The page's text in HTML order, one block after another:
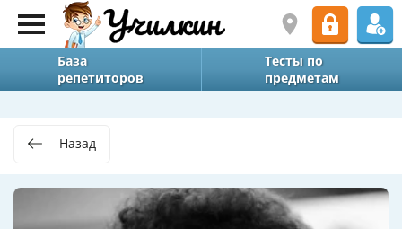
База
репетиторов
Тесты по
предметам
Назад